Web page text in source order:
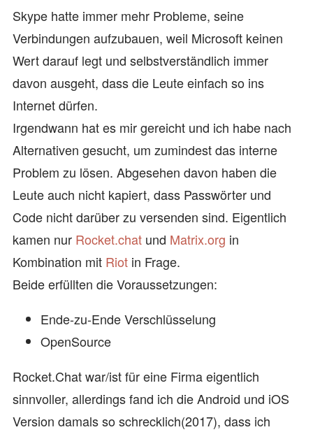
Skype hatte immer mehr Probleme, seine
Verbindungen aufzubauen, weil Microsoft keinen
Wert darauf legt und selbstverständlich immer
davon ausgeht, dass die Leute einfach so ins
Internet dürfen.
Irgendwann hat es mir gereicht und ich habe nach
Alternativen gesucht, um zumindest das interne
Problem zu lösen. Abgesehen davon haben die
Leute auch nicht kapiert, dass Passwörter und
Code nicht darüber zu versenden sind. Eigentlich
kamen nur Rocket.chat und Matrix.org in
Kombination mit Riot in Frage.
Beide erfüllten die Voraussetzungen:
Ende-zu-Ende Verschlüsselung
OpenSource
Rocket.Chat war/ist für eine Firma eigentlich
sinnvoller, allerdings fand ich die Android und iOS
Version damals so schrecklich(2017), dass ich